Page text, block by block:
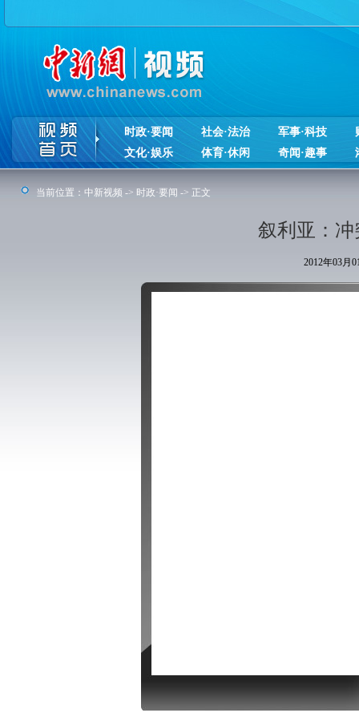
时政·要闻 社会·法治 军事·科技
文化·娱乐
体育·休闲 奇闻·趣事
当前位置： 中新视频 -> 时政·要闻 -> 正文
叙利亚：冲
2012年03月